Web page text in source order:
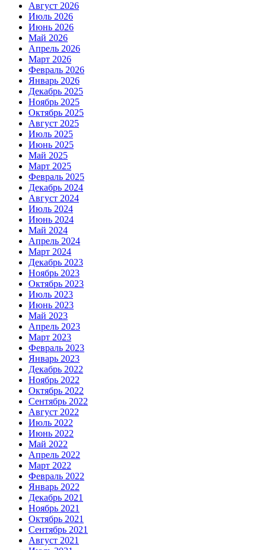
Август 2026
Июль 2026
Июнь 2026
Май 2026
Апрель 2026
Март 2026
Февраль 2026
Январь 2026
Декабрь 2025
Ноябрь 2025
Октябрь 2025
Август 2025
Июль 2025
Июнь 2025
Май 2025
Март 2025
Февраль 2025
Декабрь 2024
Август 2024
Июль 2024
Июнь 2024
Май 2024
Апрель 2024
Март 2024
Декабрь 2023
Ноябрь 2023
Октябрь 2023
Июль 2023
Июнь 2023
Май 2023
Апрель 2023
Март 2023
Февраль 2023
Январь 2023
Декабрь 2022
Ноябрь 2022
Октябрь 2022
Сентябрь 2022
Август 2022
Июль 2022
Июнь 2022
Май 2022
Апрель 2022
Март 2022
Февраль 2022
Январь 2022
Декабрь 2021
Ноябрь 2021
Октябрь 2021
Сентябрь 2021
Август 2021